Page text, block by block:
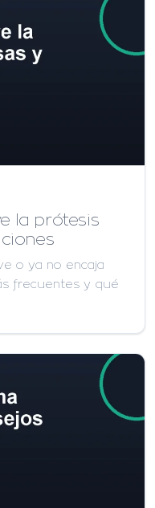
la prótesis
o ya no encaja
frecuentes y qué